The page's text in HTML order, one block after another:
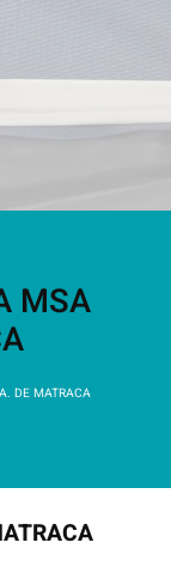
MSA
DE MATRACA